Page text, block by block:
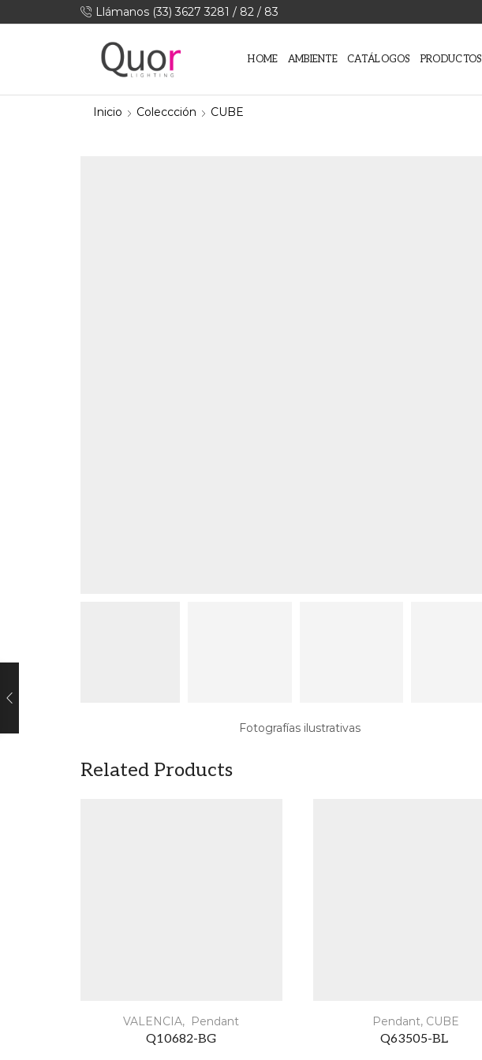
Llámanos (33) 3627 3281 / 82 / 83
HOME AMBIENTE CATÁLOGOS PRODUCTOS
Inicio Coleccción CUBE
Fotografías ilustrativas
Related Products
VALENCIA, Pendant
Q10682-BG
Pendant, CUBE
Q63505-BL